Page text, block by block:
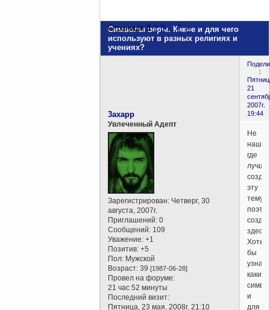
Символы веры. Какие и для чего
используют в разных религиях и
учениях?
Страница: 1 2 3 … 7 »
1
21
2007г.
19:44
3axapp
Увлеченный Адепт
Зарегистрирован: Четверг, 30
августа, 2007г.
Приглашений: 0
Сообщений: 109
Уважение: +1
Позитив: +5
Пол: Мужской
Возраст: 39[1987-06-28]
Провел на форуме:
21 час 52 минуты
Последний визит:
Пятница, 23 мая, 2008г. 21:10
Не
нашел
где
лучше
эту
тему,
здесь.
бы
узнать
какие
и
для